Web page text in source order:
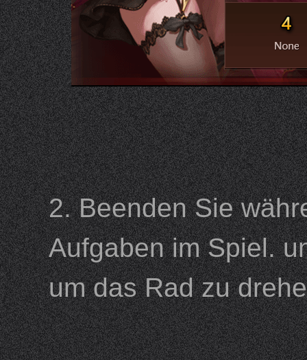
2. Beenden Sie
Aufgaben im Spiel.
um das Rad zu